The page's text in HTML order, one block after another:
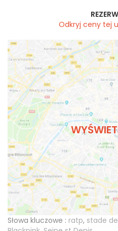
Odkryj ceny tej
Słowa kluczowe : ratp, stade